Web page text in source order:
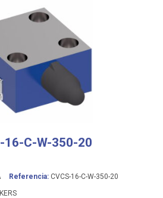
16-C-W-350-20
Referencia: CVCS-16-C-W-350-20